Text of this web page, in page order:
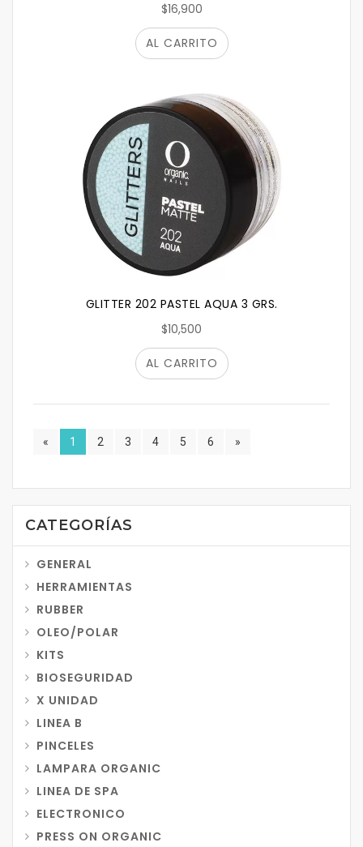
$16,900
AL CARRITO
GLITTER 202 PASTEL AQUA 3 GRS.
$10,500
AL CARRITO
« 1 2 3 4 5 6 »
CATEGORÍAS
GENERAL
HERRAMIENTAS
RUBBER
OLEO/POLAR
KITS
BIOSEGURIDAD
X UNIDAD
LINEA B
PINCELES
LAMPARA ORGANIC
LINEA DE SPA
ELECTRONICO
PRESS ON ORGANIC